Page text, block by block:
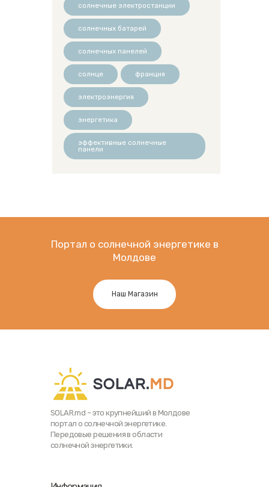
солнечные электростанции
солнечных батарей
солнечных панелей
солнце франция
электроэнергия
энергетика
эффективные солнечные
панели
Портал о солнечной энергетике в
Молдове
Наш Магазин
SOLAR.md – это крупнейший в Молдове
портал о солнечной энергетике.
Передовые решения в области
солнечной энергетики.